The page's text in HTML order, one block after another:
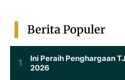
Berita Populer